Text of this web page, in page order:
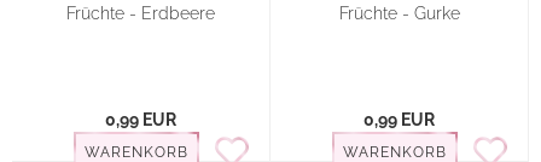
Früchte - Erdbeere
0,99 EUR
WARENKORB
Früchte - Gurke
0,99 EUR
WARENKORB